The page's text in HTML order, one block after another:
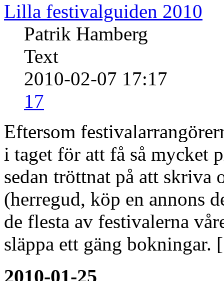
Lilla festivalguiden 2010
Patrik Hamberg
Text
2010-02-07 17:17
17
Eftersom
i taget för att få så mycket
sedan tröttnat på att skriva
(herregud, köp en annons
de flesta av festivalerna
släppa ett gäng
2010-01-25